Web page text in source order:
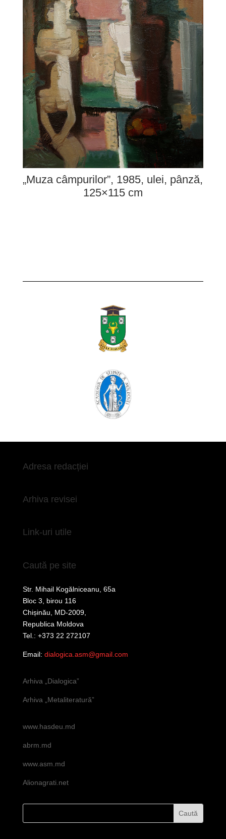
„Muza câmpurilor”, 1985, ulei, pânză,
125×115 cm
Adresa redacției
Arhiva revisei
Link-uri utile
Caută pe site
Str. Mihail Kogălniceanu, 65a
Bloc 3, birou 116
Chișinău, MD-2009,
Republica Moldova
Tel.: +373 22 272107
Email: dialogica.asm@gmail.com
Arhiva „Dialogica”
Arhiva „Metaliteratură”
www.hasdeu.md
abrm.md
www.asm.md
Alionagrati.net